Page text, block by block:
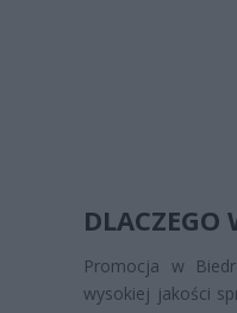
DLACZEGO
Promocja w
wysokiej jakości